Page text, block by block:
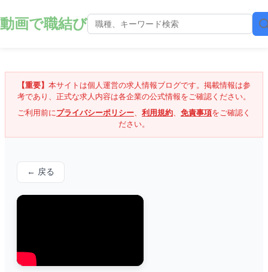
動画で職結び
【重要】 本サイトは個人運営の求人情報ブログです。掲載情報は参
考であり、正式な求人内容は各企業の公式情報をご確認ください。
ご利用前にプライバシーポリシー、 利用規約、 免責事項をご確認く
ださい。
← 戻る